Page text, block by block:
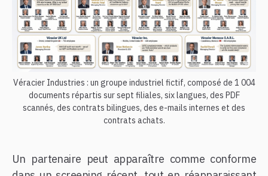
Véracier Industries : un groupe industriel fictif, composé de 1 004
documents répartis sur sept filiales, six langues, des PDF
scannés, des contrats bilingues, des e-mails internes et des
contrats achats.
Un partenaire peut apparaître comme conforme